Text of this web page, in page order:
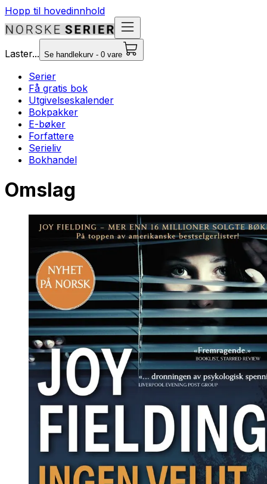
Hopp til hovedinnhold
Laster... Se handlekurv - 0 vare
Serier
Få gratis bok
Utgivelseskalender
Bokpakker
E-bøker
Forfattere
Serieliv
Bokhandel
Omslag